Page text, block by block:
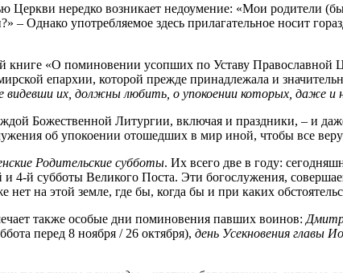
Церкви нередко возникает недоумение: «Мои родители
– Однако употребляемое здесь прилагательное носит
книге «О поминовении усопших по Уставу
епархии, которой прежде принадлежала и
их, должны любить, о упокоении которых, даже и
Божественной Литургии, включая и праздники, – и
об упокоении отошедших в мир иной, чтобы все
Родительские субботы. Их всего две в году:
4-й субботы Великого Поста. Эти богослужения,
нет на этой земле, где бы, когда бы и при каких
также особые дни поминовения павших воинов:
перед 8 ноября / 26 октября), день Усекновения главы